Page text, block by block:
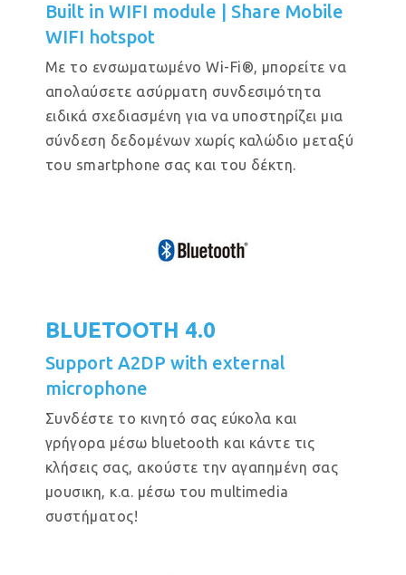
Built in WIFI module | Share Mobile
WIFI hotspot
Με το ενσωματωμένο Wi-Fi®, μπορείτε να
απολαύσετε ασύρματη συνδεσιμότητα
ειδικά σχεδιασμένη για να υποστηρίζει μια
σύνδεση δεδομένων χωρίς καλώδιο μεταξύ
του smartphone σας και του δέκτη.
BLUETOOTH 4.0
Support A2DP with external
microphone
Συνδέστε το κινητό σας εύκολα και
γρήγορα μέσω bluetooth και κάντε τις
κλήσεις σας, ακούστε την αγαπημένη σας
μουσικη, κ.α. μέσω του multimedia
συστήματος!